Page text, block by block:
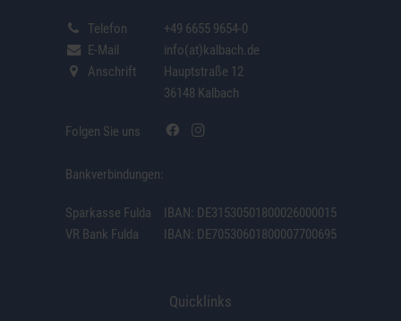
Telefon
+49 6655 9654-0
E-Mail
info(at)kalbach.de
Anschrift
Hauptstraße 12
36148 Kalbach
Folgen Sie uns
Bankverbindungen:
Sparkasse Fulda
VR Bank Fulda
IBAN: DE31530501800026000015
IBAN: DE70530601800007700695
Quicklinks